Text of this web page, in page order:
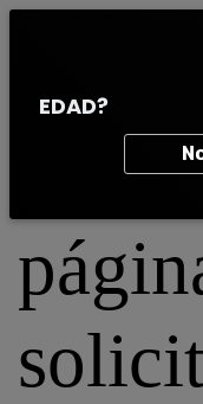
EDAD?